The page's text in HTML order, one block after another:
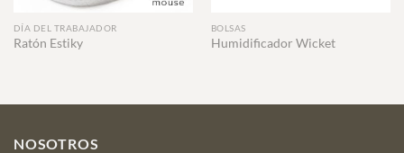
DÍA DEL TRABAJADOR
Ratón Estiky
BOLSAS
Humidificador Wicket
NOSOTROS